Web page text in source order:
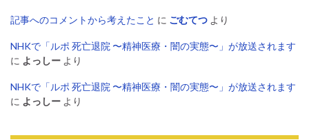
記事へのコメントから考えたこと に ごむてつ より
NHKで「ルポ 死亡退院 〜精神医療・闇の実態〜」が放送されます
に よっしー より
NHKで「ルポ 死亡退院 〜精神医療・闇の実態〜」が放送されます
に よっしー より